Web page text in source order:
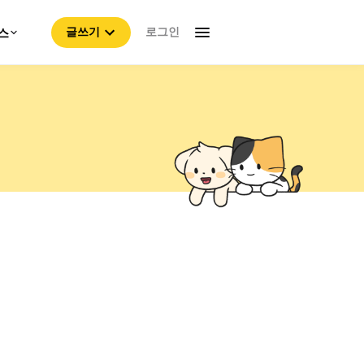
글쓰기 로그인